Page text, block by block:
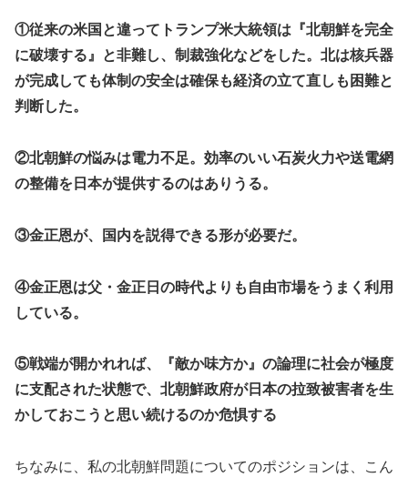
①従来の米国と違ってトランプ米大統領は『北朝鮮を完全
に破壊する』と非難し、制裁強化などをした。北は核兵器
が完成しても体制の安全は確保も経済の立て直しも困難と
判断した。
②北朝鮮の悩みは電力不足。効率のいい石炭火力や送電網
の整備を日本が提供するのはありうる。
③金正恩が、国内を説得できる形が必要だ。
④金正恩は父・金正日の時代よりも自由市場をうまく利用
している。
⑤戦端が開かれれば、『敵か味方か』の論理に社会が極度
に支配された状態で、北朝鮮政府が日本の拉致被害者を生
かしておこうと思い続けるのか危惧する
ちなみに、私の北朝鮮問題についてのポジションは、こん